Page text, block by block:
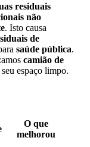
residuais
não
. Isto causa
de
saúde pública.
camião de
espaço limpo.
O que
melhorou